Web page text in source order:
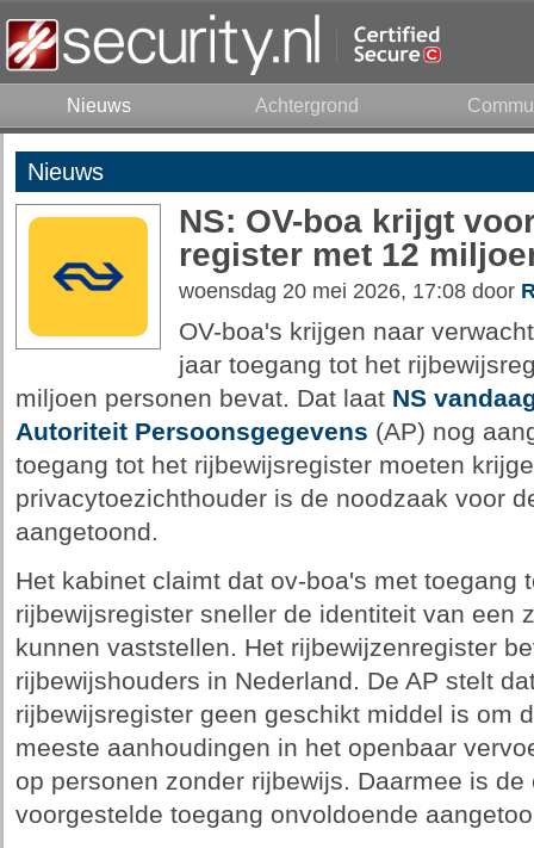
Nieuws Achtergrond
Nieuws
NS: OV-boa krijgt
register met 12
woensdag 20 mei 2026, 17:08 door
OV-boa's krijgen naar
jaar toegang tot het
miljoen personen bevat. Dat laat NS
Autoriteit Persoonsgegevens (AP) nog
toegang tot het rijbewijsregister moeten
privacytoezichthouder is de noodzaak voor
aangetoond.
Het kabinet claimt dat ov-boa's met toegang
rijbewijsregister sneller de identiteit van een
kunnen vaststellen. Het rijbewijzenregister
rijbewijshouders in Nederland. De AP stelt
rijbewijsregister geen geschikt middel is om
meeste aanhoudingen in het openbaar
op personen zonder rijbewijs. Daarmee is
voorgestelde toegang onvoldoende